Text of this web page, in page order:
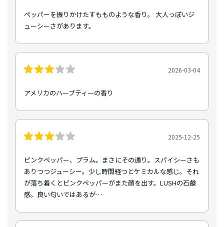
ペッパーを振りかけたすもものような香り。 大人っぽいジ
ューシーさがあります。
2026-03-04
アメリカのハーブティーの香り
2025-12-25
ピンクペッパー、プラム。まさにその通り。スパイシーさも
ありつつジューシー。少し時間経つとケミカルな感じ。それ
が落ち着くとピンクペッパーがまた顔を出す。LUSHの石鹸
感。良い匂いではあるが…